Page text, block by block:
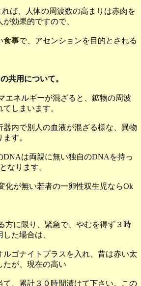
ば、人体の周波数の高まりは赤肉を
効果的ですので、
食事で、アセンションを目的とされる
共用について。
エネルギーが混ざると、鉱物の周波
しまいます。
器内で別人の血液が混ざる様な、異物
す。
DNAは両親に無い独自のDNAを持っ
なります。
化が無い若者の一卵性双生児ならOk
方に限り、緊急で、やむを得ず３時
た場合は、
ルゴナイトプラスを入れ、昔は赤い太
たが、現在の高い
て、累計３０時間漬けて下さい。この